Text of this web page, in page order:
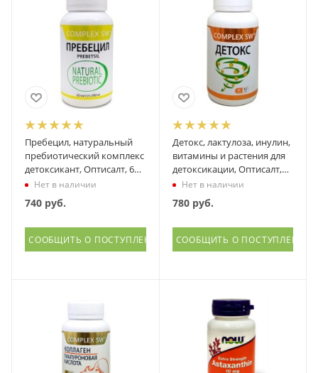
Пребецил, натуральный
пребиотический комплекс
детоксикант, Оптисалт, 60
капсул
Нет в наличии
740 руб.
СООБЩИТЬ О ПОСТУПЛЕНИИ
Детокс, лактулоза, инулин,
витамины и растения для
детоксикации, Оптисалт,
60 капсул
Нет в наличии
780руб.
СООБЩИТЬ О ПОСТУПЛЕНИИ